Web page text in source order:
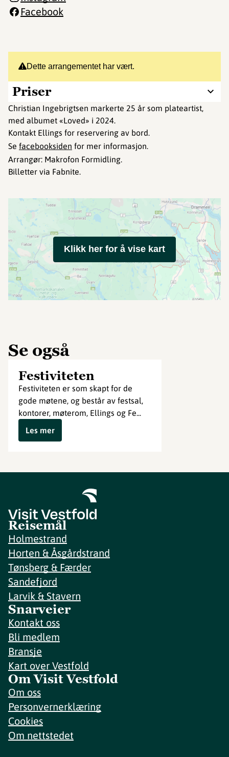
Dette arrangementet har vært.
Priser
Christian Ingebrigtsen markerte 25 år som plateartist,
med albumet «Loved» i 2024.
Kontakt Ellings for reservering av bord.
Se facebooksiden for mer informasjon.
Arrangør: Makrofon Formidling.
Billetter via Fabnite.
Facebook
Klikk her for å vise kart
Se også
Festiviteten
Festiviteten er som skapt for de
gode møtene, og består av festsal,
kontorer, møterom, Ellings og Fe...
Les mer
Reisemål
Holmestrand
Horten & Åsgårdstrand
Tønsberg & Færder
Sandefjord
Larvik & Stavern
Snarveier
Kontakt oss
Bli medlem
Bransje
Kart over Vestfold
Om Visit Vestfold
Om oss
Personvernerklæring
Cookies
Om nettstedet